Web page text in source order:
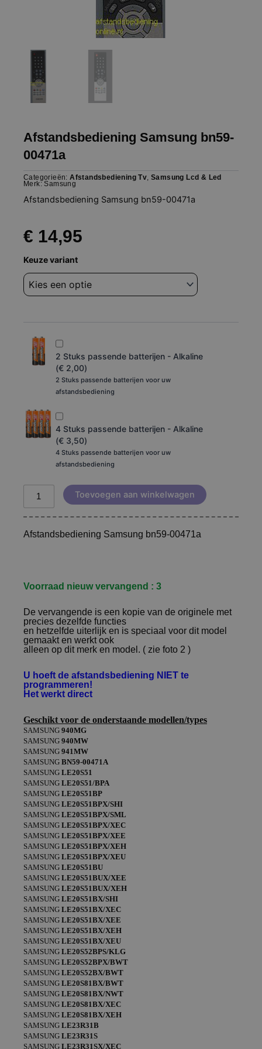
Afstandsbediening Samsung bn59-
00471a
Categorieën: Afstandsbediening Tv ,Samsung Lcd & Led
Merk:Samsung
Afstandsbediening Samsung bn59-00471a
€ 14,95
Keuze variant
2 Stuks passende batterijen - Alkaline
(€ 2,00)
2 Stuks passende batterijen voor uw
afstandsbediening
4 Stuks passende batterijen - Alkaline
(€ 3,50)
4 Stuks passende batterijen voor uw
afstandsbediening
Afstandsbediening
Samsung
bn59-
00471a
Toevoegen aan winkelwagen
Afstandsbediening Samsung bn59-00471a
Voorraad nieuw vervangend : 3
De vervangende is een kopie van de originele met
precies dezelfde functies
en hetzelfde uiterlijk en is speciaal voor dit model
gemaakt en werkt ook
alleen op dit merk en model. ( zie foto 2 )
U hoeft de afstandsbediening NIET te
programmeren!
Het werkt direct
Geschikt voor de onderstaande modellen/types
SAMSUNG 940MG
SAMSUNG 940MW
SAMSUNG 941MW
SAMSUNG BN59-00471A
SAMSUNG LE20S51
SAMSUNG LE20S51/BPA
SAMSUNG LE20S51BP
SAMSUNG LE20S51BPX/SHI
SAMSUNG LE20S51BPX/SML
SAMSUNG LE20S51BPX/XEC
SAMSUNG LE20S51BPX/XEE
SAMSUNG LE20S51BPX/XEH
SAMSUNG LE20S51BPX/XEU
SAMSUNG LE20S51BU
SAMSUNG LE20S51BUX/XEE
SAMSUNG LE20S51BUX/XEH
SAMSUNG LE20S51BX/SHI
SAMSUNG LE20S51BX/XEC
SAMSUNG LE20S51BX/XEE
SAMSUNG LE20S51BX/XEH
SAMSUNG LE20S51BX/XEU
SAMSUNG LE20S52BPS/KLG
SAMSUNG LE20S52BPX/BWT
SAMSUNG LE20S52BX/BWT
SAMSUNG LE20S81BX/BWT
SAMSUNG LE20S81BX/NWT
SAMSUNG LE20S81BX/XEC
SAMSUNG LE20S81BX/XEH
SAMSUNG LE23R31B
SAMSUNG LE23R31S
SAMSUNG LE23R31SX/XEC